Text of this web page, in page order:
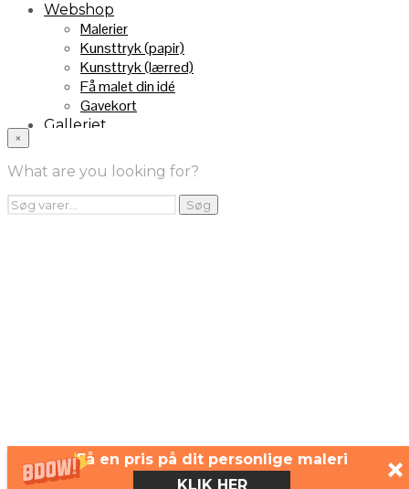
Få en pris på dit personlige maleri
KLIK HER
Webshop
Malerier
Kunsttryk (papir)
Kunsttryk (lærred)
Få malet din idé
Gavekort
Galleriet
Handelsebetingelser
Returnering
FRA TV
Videoklip fra TV2
×
What are you looking for?
Søg
efter:
Søg